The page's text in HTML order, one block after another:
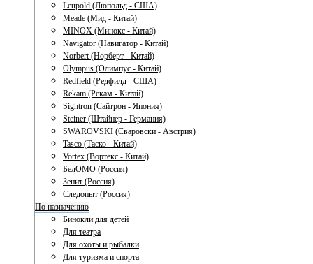
Leupold (Люпольд - США)
Meade (Мид - Китай)
MINOX (Минокс - Китай)
Navigator (Навигатор - Китай)
Norbert (Норберт - Китай)
Olympus (Олимпус - Китай)
Redfield (Редфилд - США)
Rekam (Рекам - Китай)
Sightron (Сайтрон - Япония)
Steiner (Штайнер - Германия)
SWAROVSKI (Сваровски - Австрия)
Tasco (Таско - Китай)
Vortex (Вортекс - Китай)
БелОМО (Россия)
Зенит (Россия)
Следопыт (Россия)
По назначению
Бинокли для детей
Для театра
Для охоты и рыбалки
Для туризма и спорта